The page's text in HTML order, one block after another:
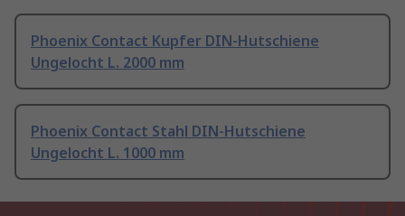
Phoenix Contact Kupfer DIN-Hutschiene
Ungelocht L. 2000 mm
Phoenix Contact Stahl DIN-Hutschiene
Ungelocht L. 1000 mm